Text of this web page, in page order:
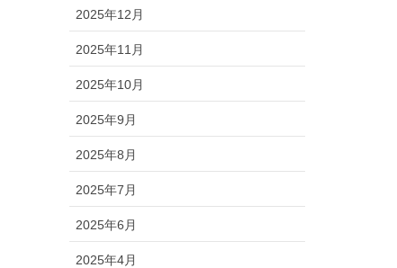
2025年12月
2025年11月
2025年10月
2025年9月
2025年8月
2025年7月
2025年6月
2025年4月